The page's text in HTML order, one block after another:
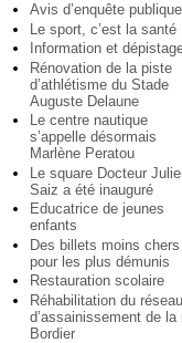
Avis d’enquête publique
Le sport, c’est la santé
Information et
Rénovation de la piste
d’athlétisme du Stade
Auguste Delaune
Le centre nautique
s’appelle désormais
Marlène Peratou
Le square Docteur
Saiz a été inauguré
Educatrice de jeunes
enfants
Des billets moins chers
pour les plus démunis
Restauration scolaire
Réhabilitation du réseau
d’assainissement de la
Bordier